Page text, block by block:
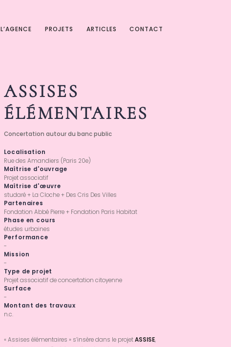
L’AGENCE PROJETS ARTICLES CONTACT
ASSISES
ÉLÉMENTAIRES
Concertation autour du banc public
Localisation
Rue des Amandiers (Paris 20e)
Maîtrise d'ouvrage
Projet associatif
Maîtrise d'œuvre
studaré + La Cloche + Des Cris Des Villes
Partenaires
Fondation Abbé Pierre + Fondation Paris Habitat
Phase en cours
études urbaines
Performance
-
Mission
-
Type de projet
Projet associatif de concertation citoyenne
Surface
-
Montant des travaux
n.c.
« Assises élémentaires » s’insère dans le projetASSISE,